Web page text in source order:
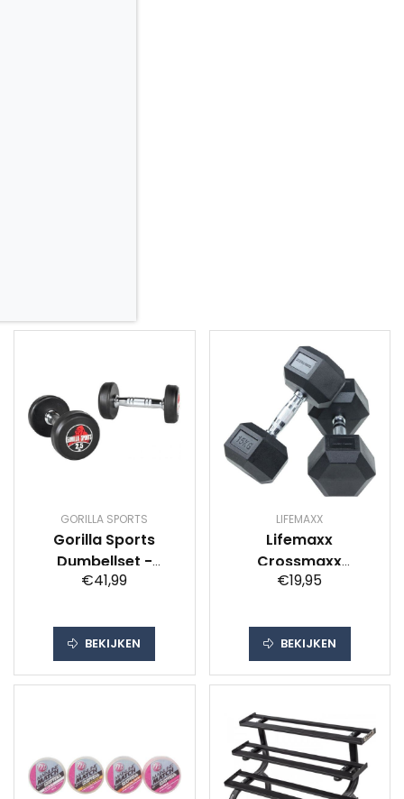
GORILLA SPORTS
Gorilla Sports
Dumbellset -
Halterset - 2 x 2,5 kg
coating
€41,99
BEKIJKEN
LIFEMAXX
Lifemaxx
Crossmaxx
Hexagon
2,5 kg
€19,95
BEKIJKEN